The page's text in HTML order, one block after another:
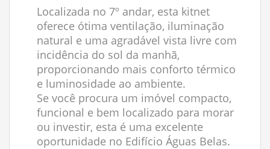
Localizada no 7º andar, esta kitnet
oferece ótima ventilação, iluminação
natural e uma agradável vista livre com
incidência do sol da manhã,
proporcionando mais conforto térmico
e luminosidade ao ambiente.
Se você procura um imóvel compacto,
funcional e bem localizado para morar
ou investir, esta é uma excelente
oportunidade no Edifício Águas Belas.